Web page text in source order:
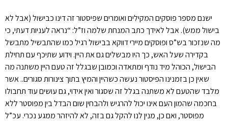
ישנם מספר פוסקים המקילים ואומרים שפיסטור זה דינו כבישול (אבל לא
בישול ממש). אבל לאידך כתב המנחת שלמה וז”ל: “נראה לעניות דעתי, כי
מה שנזכור בש”ס ופוסקים מיירי דווקא בבישול רגיל כמו שהתבשיל מתבשל
בקדירה שעל האש, כך היו מבשלים גם את היין. וידוע שתיכף עם תחילת
הבישול, הכוהל מיד נודף ומתאדה וכמובן שבגלל זה טעם היין משתנה מה
שאין כן בזמנינו הפיסטור נעשה כשהיין והמיץ בתוך צינורות סגורים.. אשר
מלבד שהטעם לא משתנה בגלל זה שסגור ואין אידוי, גם עושים עוד תחבולו
בחכמה שהמון העם אינו יכול להרגיש ולהבחין שום הבדל בין מפוסטר ללא
מפוסטר, ואם כן, מנין לנו להקל גם בזה, לא להיזהר ממגע נכרי. עכ”ל